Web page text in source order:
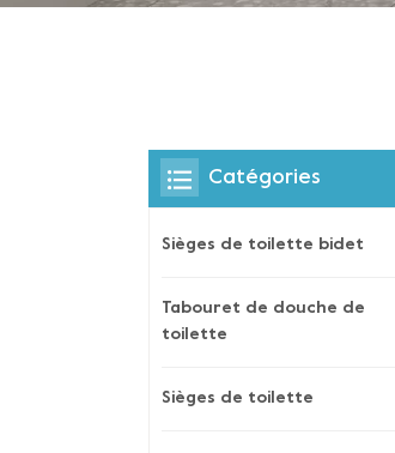
Catégories
Sièges de toilette bidet
Tabouret de douche de
toilette
Sièges de toilette